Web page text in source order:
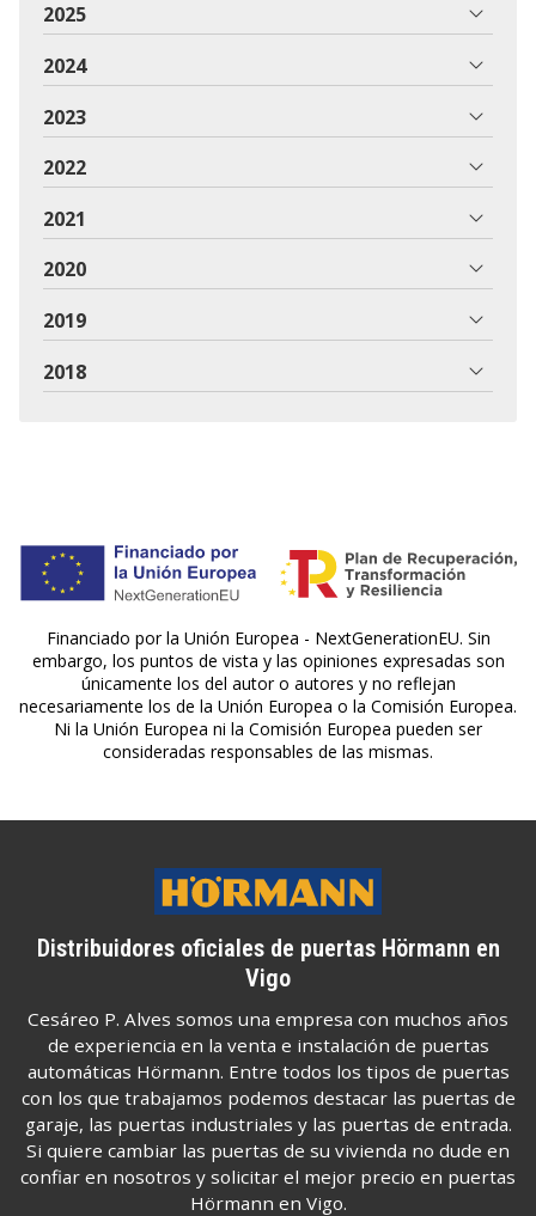
2025
2024
2023
2022
2021
2020
2019
2018
Financiado por la Unión Europea - NextGenerationEU. Sin
embargo, los puntos de vista y las opiniones expresadas son
únicamente los del autor o autores y no reflejan
necesariamente los de la Unión Europea o la Comisión Europea.
Ni la Unión Europea ni la Comisión Europea pueden ser
consideradas responsables de las mismas.
Distribuidores oficiales de puertas Hörmann en
Vigo
Cesáreo P. Alves somos una empresa con muchos años
de experiencia en la venta e instalación de puertas
automáticas Hörmann. Entre todos los tipos de puertas
con los que trabajamos podemos destacar las puertas de
garaje, las puertas industriales y las puertas de entrada.
Si quiere cambiar las puertas de su vivienda no dude en
confiar en nosotros y solicitar el mejor precio en puertas
Hörmann en Vigo.